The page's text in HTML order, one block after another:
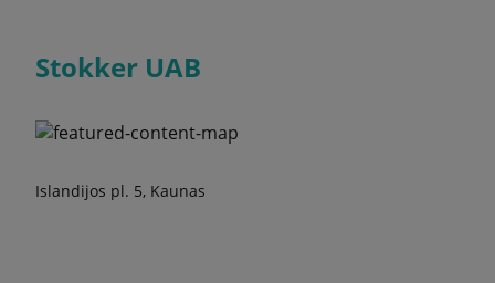
Stokker UAB
Islandijos pl. 5, Kaunas